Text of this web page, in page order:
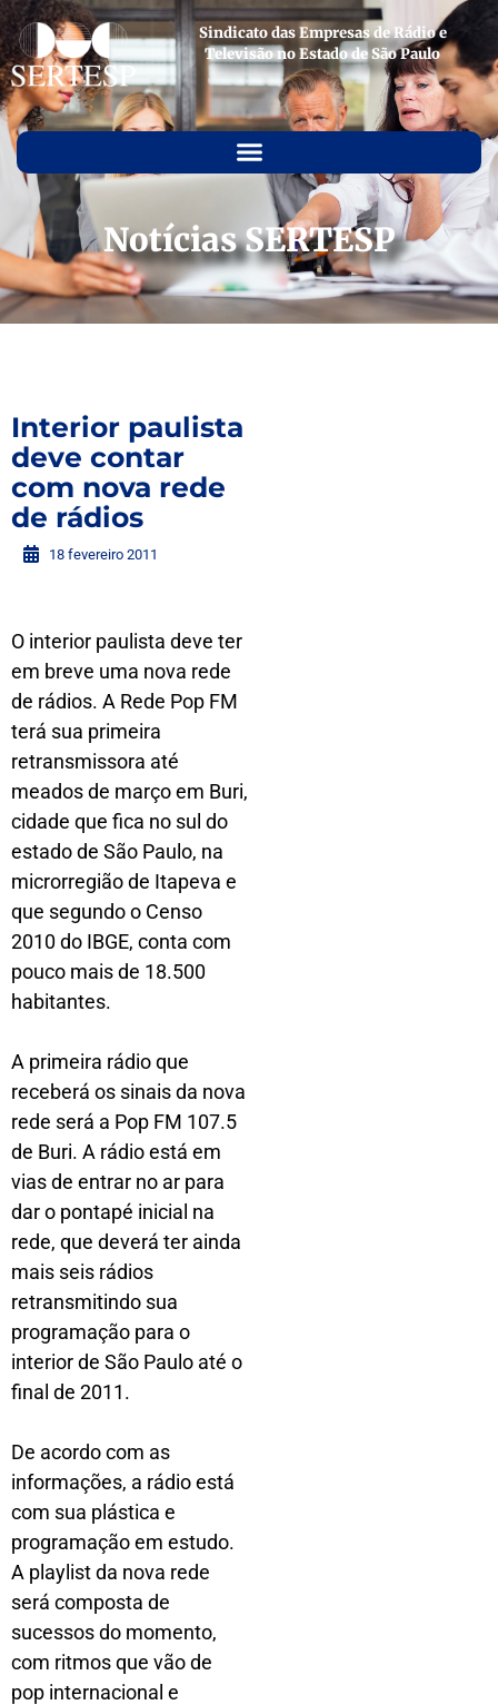
Sindicato das Empresas de Rádio e
Televisão no Estado de São Paulo
Notícias SERTESP
Interior paulista
deve contar
com nova rede
de rádios
18 fevereiro 2011
O interior paulista deve ter
em breve uma nova rede
de rádios. A Rede Pop FM
terá sua primeira
retransmissora até
meados de março em Buri,
cidade que fica no sul do
estado de São Paulo, na
microrregião de Itapeva e
que segundo o Censo
2010 do IBGE, conta com
pouco mais de 18.500
habitantes.
A primeira rádio que
receberá os sinais da nova
rede será a Pop FM 107.5
de Buri. A rádio está em
vias de entrar no ar para
dar o pontapé inicial na
rede, que deverá ter ainda
mais seis rádios
retransmitindo sua
programação para o
interior de São Paulo até o
final de 2011.
De acordo com as
informações, a rádio está
com sua plástica e
programação em estudo.
A playlist da nova rede
será composta de
sucessos do momento,
com ritmos que vão de
pop internacional e